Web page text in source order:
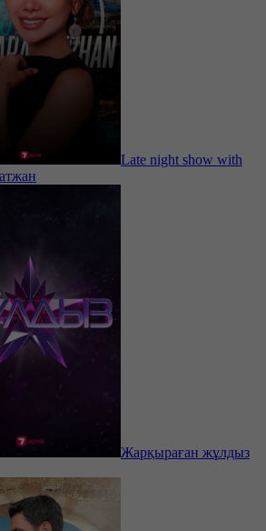
Late night show with
Жарқыраған жұлдыз